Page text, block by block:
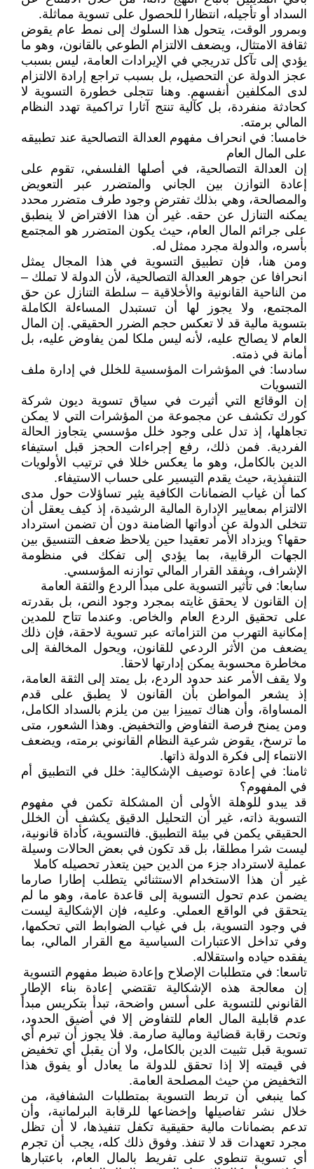
السداد أو تأجيله، انتظارا للحصول على تسوية مماثلة.
وبمرور الوقت، يتحول هذا السلوك إلى نمط عام يقوض
ثقافة الامتثال، ويضعف الالتزام الطوعي بالقانون، وهو ما
يؤدي إلى تآكل تدريجي في الإيرادات العامة، ليس بسبب
عجز الدولة عن التحصيل، بل بسبب تراجع إرادة الالتزام
لدى المكلفين أنفسهم. وهنا تتجلى خطورة التسوية لا
كحادثة منفردة، بل كآلية تنتج آثارا تراكمية تهدد النظام
المالي برمته.
خامسا: في انحراف مفهوم العدالة التصالحية عند تطبيقه
على المال العام
إن العدالة التصالحية، في أصلها الفلسفي، تقوم على
إعادة التوازن بين الجاني والمتضرر عبر التعويض
والمصالحة، وهي بذلك تفترض وجود طرف متضرر محدد
يمكنه التنازل عن حقه. غير أن هذا الافتراض لا ينطبق
على جرائم المال العام، حيث يكون المتضرر هو المجتمع
بأسره، والدولة مجرد ممثل له.
ومن هنا، فإن تطبيق التسوية في هذا المجال يمثل
انحرافا عن جوهر العدالة التصالحية، لأن الدولة لا تملك –
من الناحية القانونية والأخلاقية – سلطة التنازل عن حق
المجتمع، ولا يجوز لها أن تستبدل المساءلة الكاملة
بتسوية مالية قد لا تعكس حجم الضرر الحقيقي. إن المال
العام لا يصالح عليه، لأنه ليس ملكا لمن يفاوض عليه، بل
أمانة في ذمته.
سادسا: في المؤشرات المؤسسية للخلل في إدارة ملف
التسويات
إن الوقائع التي أثيرت في سياق تسوية ديون شركة
كورك تكشف عن مجموعة من المؤشرات التي لا يمكن
تجاهلها، إذ تدل على وجود خلل مؤسسي يتجاوز الحالة
الفردية. فمن ذلك، رفع إجراءات الحجز قبل استيفاء
الدين بالكامل، وهو ما يعكس خللا في ترتيب الأولويات
التنفيذية، حيث يقدم التيسير على حساب الاستيفاء.
كما أن غياب الضمانات الكافية يثير تساؤلات حول مدى
الالتزام بمعايير الإدارة المالية الرشيدة، إذ كيف يعقل أن
تتخلى الدولة عن أدواتها الضامنة دون أن تضمن استرداد
حقها؟ ويزداد الأمر تعقيدا حين يلاحظ ضعف التنسيق بين
الجهات الرقابية، بما يؤدي إلى تفكك في منظومة
الإشراف، ويفقد القرار المالي توازنه المؤسسي.
سابعا: في تأثير التسوية على مبدأ الردع والثقة العامة
إن القانون لا يحقق غايته بمجرد وجود النص، بل بقدرته
على تحقيق الردع العام والخاص. وعندما تتاح للمدين
إمكانية التهرب من التزاماته عبر تسوية لاحقة، فإن ذلك
يضعف من الأثر الردعي للقانون، ويحول المخالفة إلى
مخاطرة محسوبة يمكن إدارتها لاحقا.
ولا يقف الأمر عند حدود الردع، بل يمتد إلى الثقة العامة،
إذ يشعر المواطن بأن القانون لا يطبق على قدم
المساواة، وأن هناك تمييزا بين من يلزم بالسداد الكامل،
ومن يمنح فرصة التفاوض والتخفيض. وهذا الشعور، متى
ما ترسخ، يقوض شرعية النظام القانوني برمته، ويضعف
الانتماء إلى فكرة الدولة ذاتها.
ثامنا: في إعادة توصيف الإشكالية: خلل في التطبيق أم
في المفهوم؟
قد يبدو للوهلة الأولى أن المشكلة تكمن في مفهوم
التسوية ذاته، غير أن التحليل الدقيق يكشف أن الخلل
الحقيقي يكمن في بيئة التطبيق. فالتسوية، كأداة قانونية،
ليست شرا مطلقا، بل قد تكون في بعض الحالات وسيلة
عملية لاسترداد جزء من الدين حين يتعذر تحصيله كاملا
غير أن هذا الاستخدام الاستثنائي يتطلب إطارا صارما
يضمن عدم تحول التسوية إلى قاعدة عامة، وهو ما لم
يتحقق في الواقع العملي. وعليه، فإن الإشكالية ليست
في وجود التسوية، بل في غياب الضوابط التي تحكمها،
وفي تداخل الاعتبارات السياسية مع القرار المالي، بما
يفقده حياده واستقلاله.
تاسعا: في متطلبات الإصلاح وإعادة ضبط مفهوم التسوية
إن معالجة هذه الإشكالية تقتضي إعادة بناء الإطار
القانوني للتسوية على أسس واضحة، تبدأ بتكريس مبدأ
عدم قابلية المال العام للتفاوض إلا في أضيق الحدود،
وتحت رقابة قضائية ومالية صارمة. فلا يجوز أن تبرم أي
تسوية قبل تثبيت الدين بالكامل، ولا أن يقبل أي تخفيض
في قيمته إلا إذا تحقق للدولة ما يعادل أو يفوق هذا
التخفيض من حيث المصلحة العامة.
كما ينبغي أن تربط التسوية بمتطلبات الشفافية، من
خلال نشر تفاصيلها وإخضاعها للرقابة البرلمانية، وأن
تدعم بضمانات مالية حقيقية تكفل تنفيذها، لا أن تظل
مجرد تعهدات قد لا تنفذ. وفوق ذلك كله، يجب أن تجرم
أي تسوية تنطوي على تفريط بالمال العام، باعتبارها